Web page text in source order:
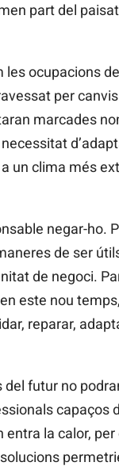
part del
ocupacions
per
marcades
un clima més
negar-ho.
de ser
de negoci.
este nou temps,
reparar,
del futur no
capaços
entra la calor, per